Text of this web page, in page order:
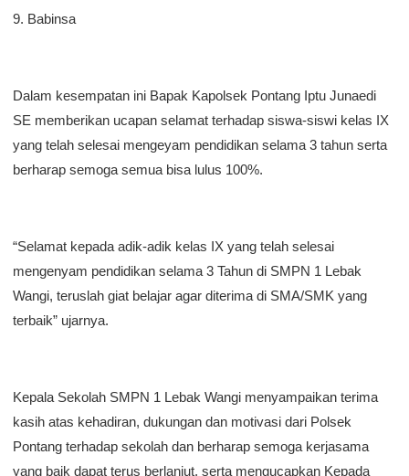
9. Babinsa
Dalam kesempatan ini Bapak Kapolsek Pontang Iptu Junaedi
SE memberikan ucapan selamat terhadap siswa-siswi kelas IX
yang telah selesai mengeyam pendidikan selama 3 tahun serta
berharap semoga semua bisa lulus 100%.
“Selamat kepada adik-adik kelas IX yang telah selesai
mengenyam pendidikan selama 3 Tahun di SMPN 1 Lebak
Wangi, teruslah giat belajar agar diterima di SMA/SMK yang
terbaik” ujarnya.
Kepala Sekolah SMPN 1 Lebak Wangi menyampaikan terima
kasih atas kehadiran, dukungan dan motivasi dari Polsek
Pontang terhadap sekolah dan berharap semoga kerjasama
yang baik dapat terus berlanjut, serta mengucapkan Kepada